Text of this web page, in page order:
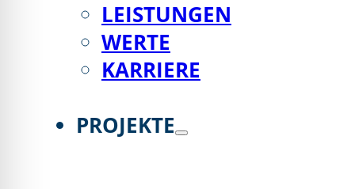
LEISTUNGEN
WERTE
KARRIERE
PROJEKTE
Profil